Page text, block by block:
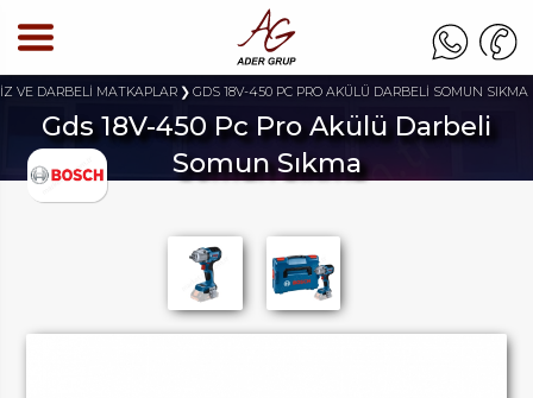
VE DARBELİ MATKAPLAR GDS 18V-450 PC PRO AKÜLÜ DARBELİ SOMUN SIKMA
Gds 18V-450 Pc Pro Akülü Darbeli
Somun Sıkma